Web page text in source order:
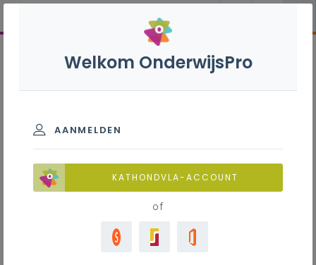
Welkom OnderwijsPro
AANMELDEN
KATHONDVLA-ACCOUNT
of